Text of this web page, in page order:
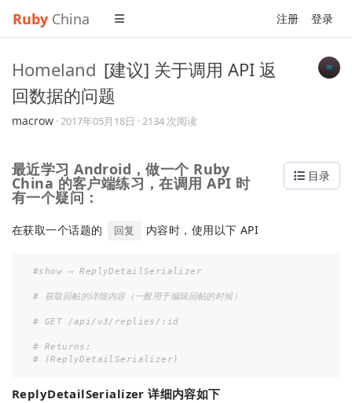
Ruby China 注册 登录
Homeland [建议] 关于调用 API 返
回数据的问题
macrow ·2017年05月18日 · 2134 次阅读
目录
最近学习 Android，做一个 Ruby
China 的客户端练习，在调用 API 时
有一个疑问：
在获取一个话题的 回复 内容时，使用以下 API
#show ⇒ ReplyDetailSerializer
# 获取回帖的详细内容（一般用于编辑回帖的时候）
# GET /api/v3/replies/:id
# Returns:
# (ReplyDetailSerializer)
ReplyDetailSerializer 详细内容如下